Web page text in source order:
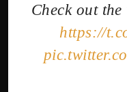
Check out
https://